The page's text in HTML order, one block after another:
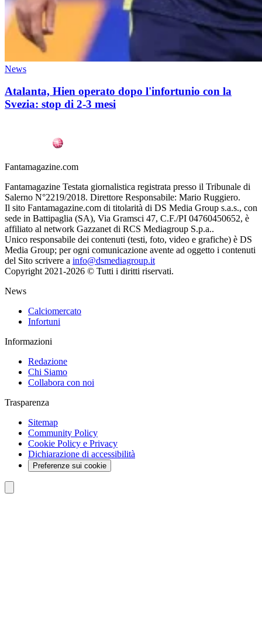
News
Atalanta, Hien operato dopo l'infortunio con la
Svezia: stop di 2-3 mesi
Fantamagazine.com
Fantamagazine Testata giornalistica registrata presso il Tribunale di
Salerno N°2219/2018. Direttore Responsabile: Mario Ruggiero.
Il sito Fantamagazine.com di titolarità di DS Media Group s.a.s., con
sede in Battipaglia (SA), Via Gramsci 47, C.F./PI 04760450652, è
affiliato al network Gazzanet di RCS Mediagroup S.p.a..
Unico responsabile dei contenuti (testi, foto, video e grafiche) è DS
Media Group; per ogni comunicazione avente ad oggetto i contenuti
del Sito scrivere a info@dsmediagroup.it
Copyright 2021-2026 © Tutti i diritti riservati.
News
Calciomercato
Infortuni
Informazioni
Redazione
Chi Siamo
Collabora con noi
Trasparenza
Sitemap
Community Policy
Cookie Policy e Privacy
Dichiarazione di accessibilità
Preferenze sui cookie